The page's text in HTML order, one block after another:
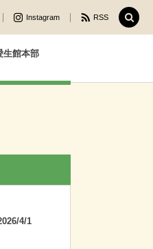
Instagram RSS
生館本部
4/1